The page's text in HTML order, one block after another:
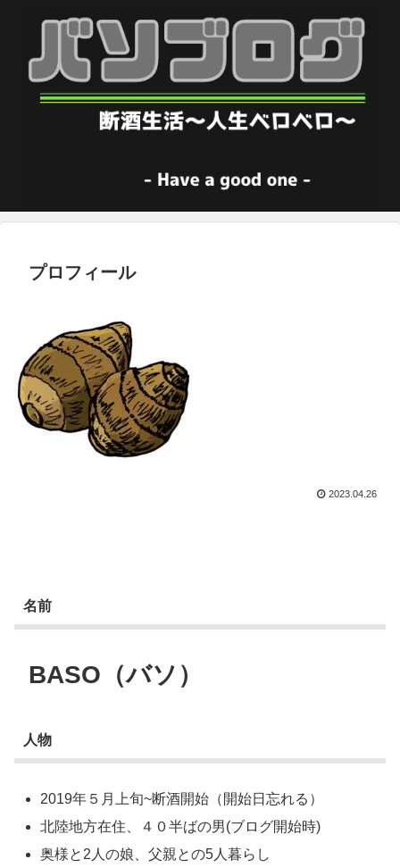
プロフィール
2023.04.26
名前
BASO（バソ）
人物
2019年５月上旬~断酒開始（開始日忘れる）
北陸地方在住、４０半ばの男(ブログ開始時)
奥様と2人の娘、父親との5人暮らし